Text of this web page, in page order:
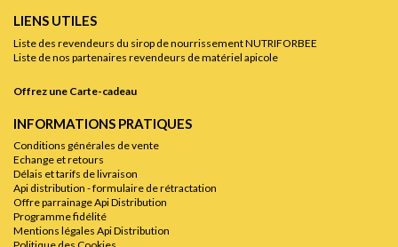
LIENS UTILES
Liste des revendeurs du sirop de nourrissement NUTRIFORBEE
Liste de nos partenaires revendeurs de matériel apicole
Offrez une Carte-cadeau
INFORMATIONS PRATIQUES
Conditions générales de vente
Echange et retours
Délais et tarifs de livraison
Api distribution - formulaire de rétractation
Offre parrainage Api Distribution
Programme fidélité
Mentions légales Api Distribution